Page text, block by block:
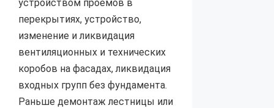
устройством проёмов в
перекрытиях, устройство,
изменение и ликвидация
вентиляционных и технических
коробов на фасадах, ликвидация
входных групп без фундамента.
Раньше демонтаж лестницы или